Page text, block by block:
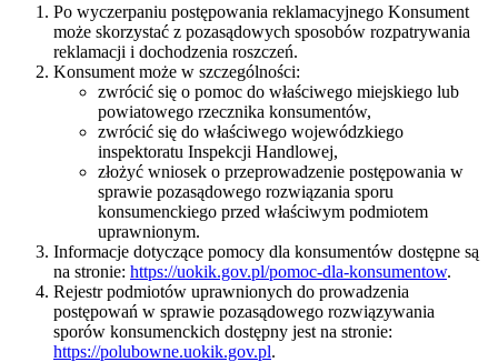
Po wyczerpaniu postępowania reklamacyjnego Konsument
może skorzystać z pozasądowych sposobów rozpatrywania
reklamacji i dochodzenia roszczeń.
Konsument może w szczególności:
zwrócić się o pomoc do właściwego miejskiego lub
powiatowego rzecznika konsumentów,
zwrócić się do właściwego wojewódzkiego
inspektoratu Inspekcji Handlowej,
złożyć wniosek o przeprowadzenie postępowania w
sprawie pozasądowego rozwiązania sporu
konsumenckiego przed właściwym podmiotem
uprawnionym.
Informacje dotyczące pomocy dla konsumentów dostępne są
na stronie: https://uokik.gov.pl/pomoc-dla-konsumentow.
Rejestr podmiotów uprawnionych do prowadzenia
postępowań w sprawie pozasądowego rozwiązywania
sporów konsumenckich dostępny jest na stronie:
https://polubowne.uokik.gov.pl.